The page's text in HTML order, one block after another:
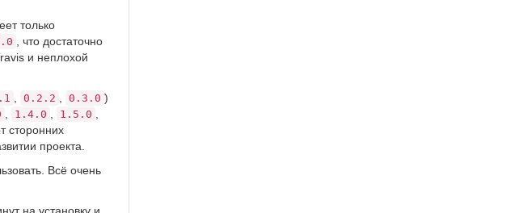
только
, что достаточно
и неплохой
, 0.2.2 , 0.3.0 )
, 1.4.0 , 1.5.0 ,
сторонних
проекта.
Всё очень